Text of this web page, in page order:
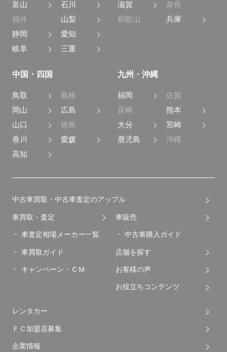
富山
石川
福井
山梨
静岡
愛知
岐阜
三重
滋賀
奈良
和歌山
兵庫
中国・四国
鳥取
島根
岡山
広島
山口
徳島
香川
愛媛
高知
九州・沖縄
福岡
佐賀
長崎
熊本
大分
宮崎
鹿児島
沖縄
中古車買取・中古車査定のアップル
車買取・査定
車査定相場メーカー一覧
車買取ガイド
キャンペーン・ＣＭ
車販売
中古車購入ガイド
店舗を探す
お客様の声
お役立ちコンテンツ
レンタカー
ＦＣ加盟店募集
企業情報